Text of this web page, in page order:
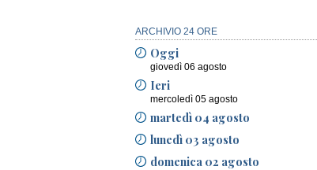
ARCHIVIO 24 ORE
Oggi
giovedì 06 agosto
Ieri
mercoledì 05 agosto
martedì 04 agosto
lunedì 03 agosto
domenica 02 agosto